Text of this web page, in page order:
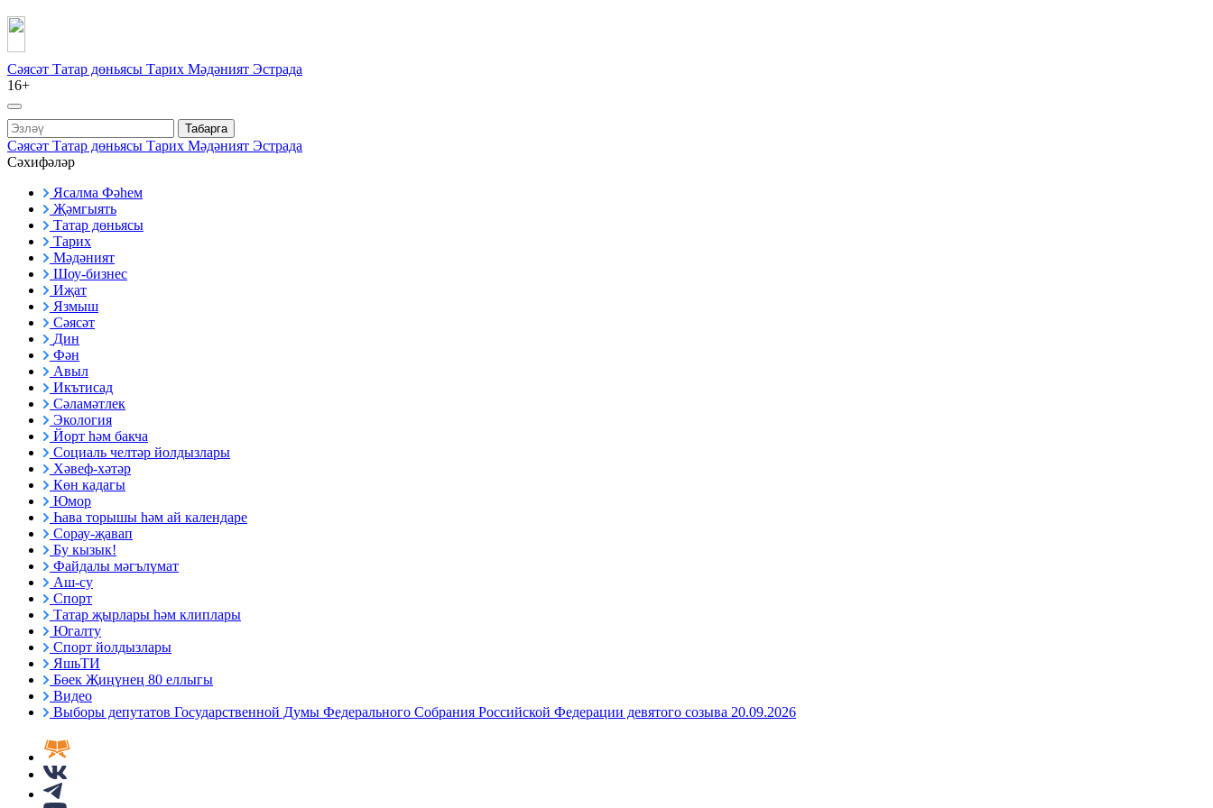
Сәясәт Татар дөньясы Тарих Мәдәният Эстрада
16+
Табарга
Сәясәт Татар дөньясы Тарих Мәдәният Эстрада
Сәхифәләр
Ясалма Фәһем
Җәмгыять
Татар дөньясы
Тарих
Мәдәният
Шоу-бизнес
Иҗат
Язмыш
Сәясәт
Дин
Фән
Авыл
Икътисад
Сәламәтлек
Экология
Йорт һәм бакча
Социаль челтәр йолдызлары
Хәвеф-хәтәр
Көн кадагы
Юмор
Һава торышы һәм ай календаре
Сорау-җавап
Бу кызык!
Файдалы мәгълүмат
Аш-су
Спорт
Татар җырлары һәм клиплары
Югалту
Спорт йолдызлары
ЯшьТИ
Бөек Җиңүнең 80 еллыгы
Видео
Выборы депутатов Государственной Думы Федерального Собрания Российской Федерации девятого созыва 20.09.2026